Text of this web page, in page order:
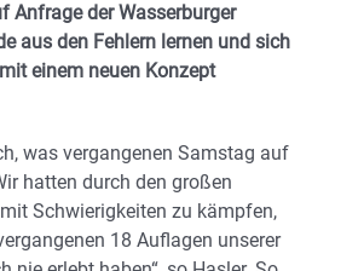
Anfrage der Wasserburger
aus den Fehlern lernen und sich
einem neuen Konzept
was vergangenen Samstag auf
hatten durch den großen
Schwierigkeiten zu kämpfen,
18 Auflagen unserer